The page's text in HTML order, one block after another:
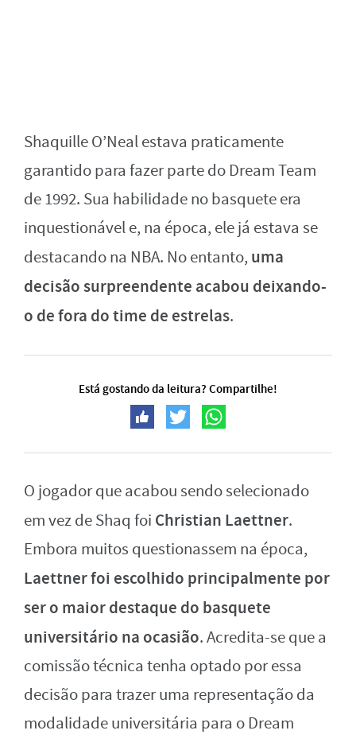
Shaquille O’Neal estava praticamente
garantido para fazer parte do Dream Team
de 1992. Sua habilidade no basquete era
inquestionável e, na época, ele já estava se
destacando na NBA. No entanto, uma
decisão surpreendente acabou deixando-
o de fora do time de estrelas.
Está gostando da leitura? Compartilhe!
O jogador que acabou sendo selecionado
em vez de Shaq foi Christian Laettner.
Embora muitos questionassem na época,
Laettner foi escolhido principalmente por
ser o maior destaque do basquete
universitário na ocasião. Acredita-se que a
comissão técnica tenha optado por essa
decisão para trazer uma representação da
modalidade universitária para o Dream